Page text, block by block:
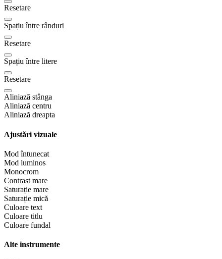
Resetare
Spațiu între rânduri
Resetare
Spațiu între litere
Resetare
Aliniază stânga
Aliniază centru
Aliniază dreapta
Ajustări vizuale
Mod întunecat
Mod luminos
Monocrom
Contrast mare
Saturație mare
Saturație mică
Culoare text
Culoare titlu
Culoare fundal
Alte instrumente